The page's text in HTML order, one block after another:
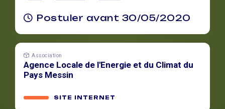
Postuler avant 30/05/2020
Association
Agence Locale de l'Energie et du Climat du
Pays Messin
SITE INTERNET